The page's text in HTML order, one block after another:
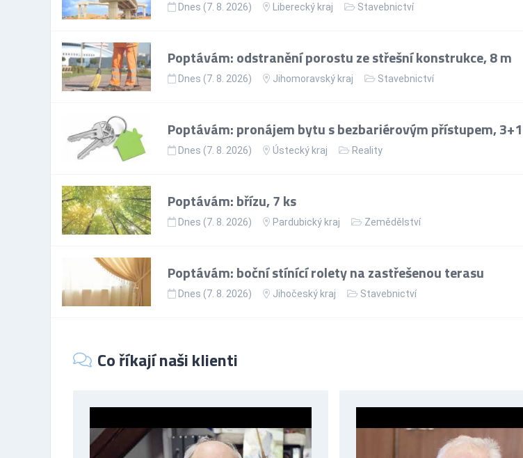
Dnes (7. 8. 2026) Liberecký kraj Stavebnictví
Poptávám: odstranění porostu ze střešní konstrukce, 8 m
Dnes (7. 8. 2026) Jihomoravský kraj Stavebnictví
Poptávám: pronájem bytu s bezbariérovým přístupem,
Dnes (7. 8. 2026) Ústecký kraj Reality
Poptávám: břízu, 7 ks
Dnes (7. 8. 2026) Pardubický kraj Zemědělství
Poptávám: boční stínící rolety na zastřešenou terasu
Dnes (7. 8. 2026) Jihočeský kraj Stavebnictví
Co říkají naši klienti